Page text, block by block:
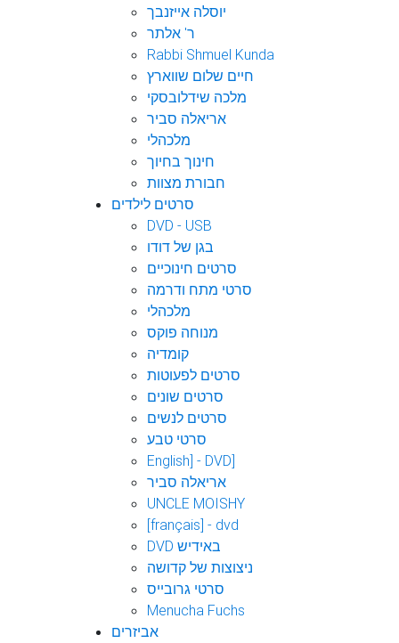
יוסלה אייזנבך
ר' אלתר
Rabbi Shmuel Kunda
חיים שלום שווארץ
מלכה שידלובסקי
אריאלה סביר
מלכהלי
חינוך בחיוך
חבורת מצוות
סרטים לילדים
DVD - USB
בגן של דודו
סרטים חינוכיים
סרטי מתח ודרמה
מלכהלי
מנוחה פוקס
קומדיה
סרטים לפעוטות
סרטים שונים
סרטים לנשים
סרטי טבע
English] - DVD]
אריאלה סביר
UNCLE MOISHY
[français] - dvd
DVD באידיש
ניצוצות של קדושה
סרטי גרובייס
Menucha Fuchs
אביזרים